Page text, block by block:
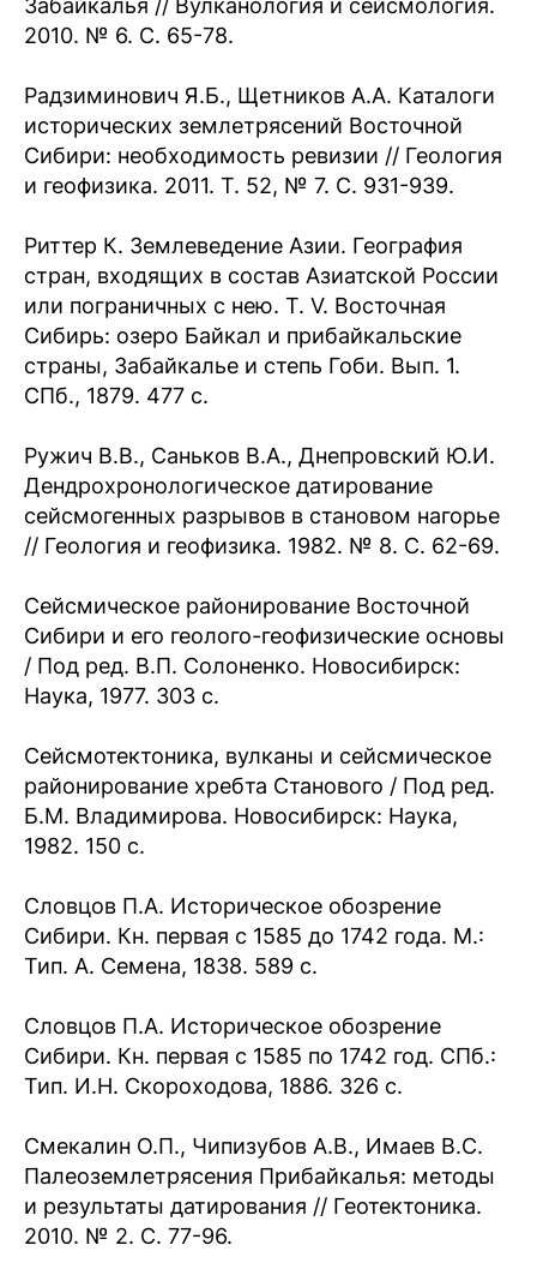
Забайкалья // Вулканология и сейсмология.
2010. № 6. С. 65-78.
Радзиминович Я.Б., Щетников А.А. Каталоги
исторических землетрясений Восточной
Сибири: необходимость ревизии // Геология
и геофизика. 2011. Т. 52, № 7. С. 931-939.
Риттер К. Землеведение Азии. География
стран, входящих в состав Азиатской России
или пограничных с нею. Т. V. Восточная
Сибирь: озеро Байкал и прибайкальские
страны, Забайкалье и степь Гоби. Вып. 1.
СПб., 1879. 477 с.
Ружич В.В., Саньков В.А., Днепровский Ю.И.
Дендрохронологическое датирование
сейсмогенных разрывов в становом нагорье
// Геология и геофизика. 1982. № 8. С. 62-69.
Сейсмическое районирование Восточной
Сибири и его геолого-геофизические основы
/ Под ред. В.П. Солоненко. Новосибирск:
Наука, 1977. 303 с.
Сейсмотектоника, вулканы и сейсмическое
районирование хребта Станового / Под ред.
Б.М. Владимирова. Новосибирск: Наука,
1982. 150 с.
Словцов П.А. Историческое обозрение
Сибири. Кн. первая с 1585 до 1742 года. М.:
Тип. А. Семена, 1838. 589 с.
Словцов П.А. Историческое обозрение
Сибири. Кн. первая с 1585 по 1742 год. СПб.:
Тип. И.Н. Скороходова, 1886. 326 с.
Смекалин О.П., Чипизубов А.В., Имаев В.С.
Палеоземлетрясения Прибайкалья: методы
и результаты датирования // Геотектоника.
2010. № 2. С. 77-96.